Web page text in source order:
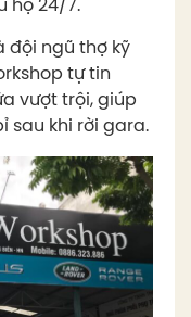
hộ 24/7.
đội ngũ thợ kỹ
tự tin
vượt trội, giúp
sau khi rời gara.